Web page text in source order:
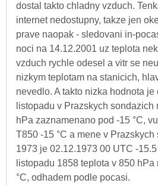
dostal takto chladny vzduch.
internet nedostupny, takze jen
prave naopak - sledovani in-
noci na 14.12.2001 uz teplota
vzduch rychle odesel a vitr se
nizkym teplotam na stanicich,
nevedlo. A takto nizka hodnota je
listopadu v Prazskych
hPa zaznamenano pod -15 °C,
T850 -15 °C a mene v
1973 je 02.12.1973 00 UTC -
listopadu 1858 teplota v 850
°C, odhadem podle pocasi.